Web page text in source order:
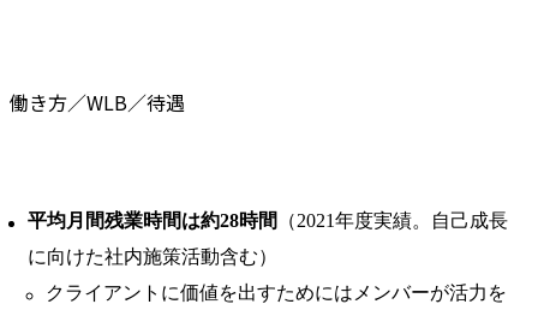
働き方／WLB／待遇
平均月間残業時間は約28時間
（2021年度実績。自己成長
に向けた社内施策活動含む）
クライアントに価値を出すためにはメンバーが活力を